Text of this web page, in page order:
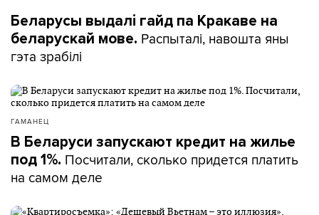
Беларусы выдалі гайд па Кракаве на
беларускай мове. Распыталі, навошта яны
гэта зрабілі
ГАМАНЕЦ
В Беларуси запускают кредит на жилье
под 1%. Посчитали, сколько придется платить
на самом деле